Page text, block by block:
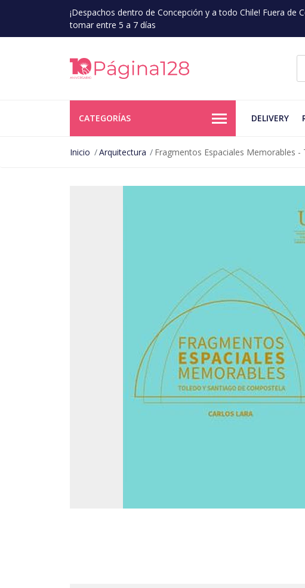
¡Despachos dentro de Concepción y a todo Chile! Fuera de
tomar entre 5 a 7 días
CATEGORÍAS DELIVERY
Inicio Arquitectura Fragmentos Espaciales Memorables